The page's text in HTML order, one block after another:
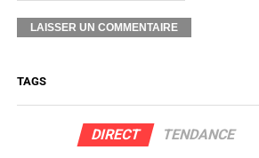
TAGS
DIRECT TENDANCE